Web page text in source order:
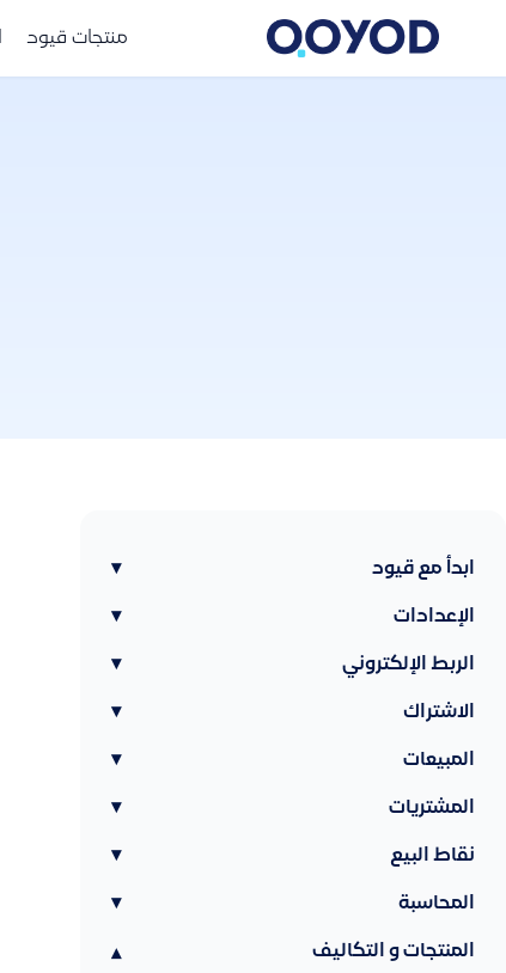
منتجات قيود
ابدأ مع قيود ▾
الإعدادات ▾
الربط الإلكتروني ▾
الاشتراك ▾
المبيعات ▾
المشتريات ▾
نقاط البيع ▾
المحاسبة ▾
المنتجات و التكاليف ▾